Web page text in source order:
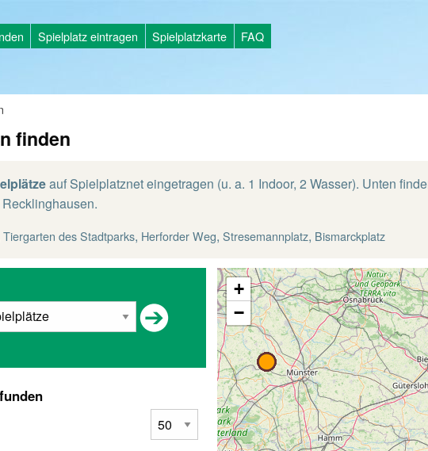
Spielplatz eintragen Spielplatzkarte FAQ
finden
auf Spielplatznet eingetragen (u. a. 1 Indoor, 2 Wasser). Unten
Tiergarten des Stadtparks, Herforder Weg, Stresemannplatz, Bismarckplatz
+
−